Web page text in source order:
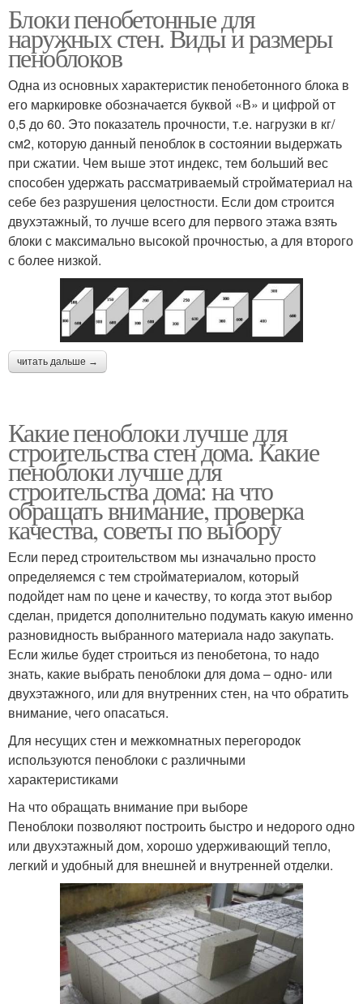
Блоки пенобетонные для
наружных стен. Виды и размеры
пеноблоков
Одна из основных характеристик пенобетонного блока в
его маркировке обозначается буквой «В» и цифрой от
0,5 до 60. Это показатель прочности, т.е. нагрузки в кг/
см2, которую данный пеноблок в состоянии выдержать
при сжатии. Чем выше этот индекс, тем больший вес
способен удержать рассматриваемый стройматериал на
себе без разрушения целостности. Если дом строится
двухэтажный, то лучше всего для первого этажа взять
блоки с максимально высокой прочностью, а для второго
с более низкой.
читать дальше →
Какие пеноблоки лучше для
строительства стен дома. Какие
пеноблоки лучше для
строительства дома: на что
обращать внимание, проверка
качества, советы по выбору
Если перед строительством мы изначально просто
определяемся с тем стройматериалом, который
подойдет нам по цене и качеству, то когда этот выбор
сделан, придется дополнительно подумать какую именно
разновидность выбранного материала надо закупать.
Если жилье будет строиться из пенобетона, то надо
знать, какие выбрать пеноблоки для дома – одно- или
двухэтажного, или для внутренних стен, на что обратить
внимание, чего опасаться.
Для несущих стен и межкомнатных перегородок
используются пеноблоки с различными
характеристиками
На что обращать внимание при выборе
Пеноблоки позволяют построить быстро и недорого одно
или двухэтажный дом, хорошо удерживающий тепло,
легкий и удобный для внешней и внутренней отделки.